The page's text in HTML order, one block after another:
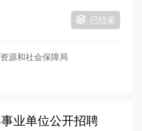
已结束
源和社会保障局
事业单位公开招聘